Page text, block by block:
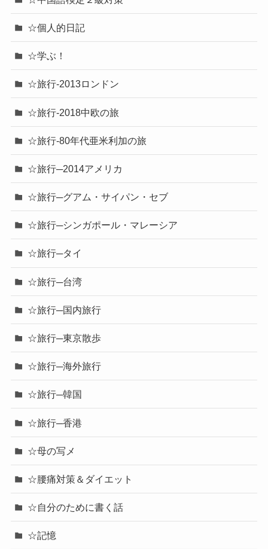
☆個人的日記
☆学ぶ！
☆旅行-2013ロンドン
☆旅行-2018中欧の旅
☆旅行-80年代亜米利加の旅
☆旅行─2014アメリカ
☆旅行─グアム・サイパン・セブ
☆旅行─シンガポール・マレーシア
☆旅行─タイ
☆旅行─台湾
☆旅行─国内旅行
☆旅行─東京散歩
☆旅行─海外旅行
☆旅行─韓国
☆旅行─香港
☆母の写メ
☆腰痛対策＆ダイエット
☆自分のために書く話
☆記憶